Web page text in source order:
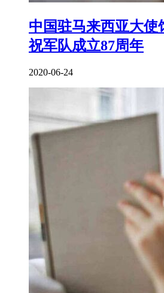
中国驻马来西亚大使
祝军队成立87周年
2020-06-24